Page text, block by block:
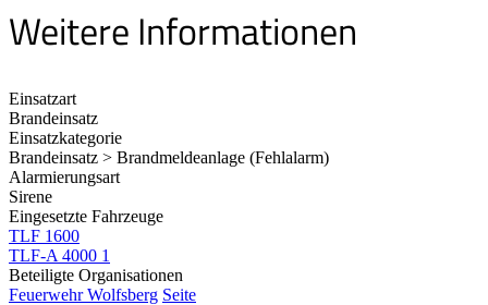
Weitere Informationen
Einsatzart
Brandeinsatz
Einsatzkategorie
Brandeinsatz > Brandmeldeanlage (Fehlalarm)
Alarmierungsart
Sirene
Eingesetzte Fahrzeuge
TLF 1600
TLF-A 4000 1
Beteiligte Organisationen
Feuerwehr Wolfsberg Seite